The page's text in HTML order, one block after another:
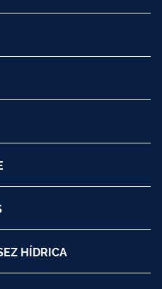
HÍDRICA